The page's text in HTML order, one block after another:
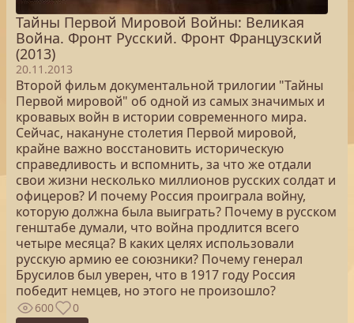
Тайны Первой Мировой Войны: Великая
Война. Фронт Русский. Фронт Французский
(2013)
20.11.2013
Второй фильм документальной трилогии "Тайны
Первой мировой" об одной из самых значимых и
кровавых войн в истории современного мира.
Сейчас, накануне столетия Первой мировой,
крайне важно восстановить историческую
справедливость и вспомнить, за что же отдали
свои жизни несколько миллионов русских солдат и
офицеров? И почему Россия проиграла войну,
которую должна была выиграть? Почему в русском
генштабе думали, что война продлится всего
четыре месяца? В каких целях использовали
русскую армию ее союзники? Почему генерал
Брусилов был уверен, что в 1917 году Россия
победит немцев, но этого не произошло?
600 0